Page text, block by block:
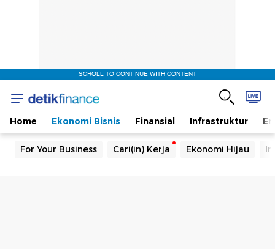
SCROLL TO CONTINUE WITH CONTENT
Home Ekonomi Bisnis Finansial Infrastruktur
For Your Business Cari(in) Kerja Ekonomi Hijau